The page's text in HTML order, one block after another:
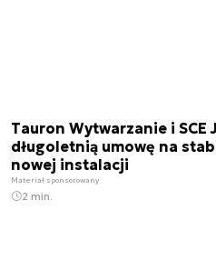
Tauron Wytwarzanie i SCE
długoletnią umowę na
nowej instalacji
Materiał sponsorowany
2 min.